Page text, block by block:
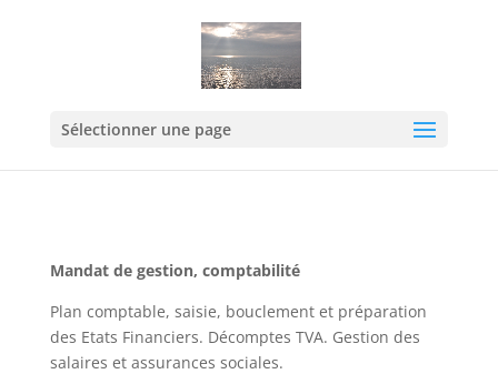
Sélectionner une page
Mandat de gestion, comptabilité
Plan comptable, saisie, bouclement et préparation
des Etats Financiers. Décomptes TVA. Gestion des
salaires et assurances sociales.